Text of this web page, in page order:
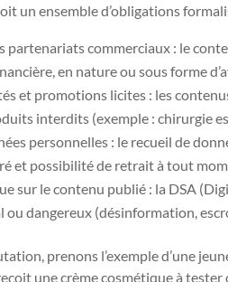
un ensemble d’obligations
partenariats commerciaux : le
en nature ou sous forme
et promotions licites : les
interdits (exemple : chirurgie
personnelles : le recueil de
et possibilité de retrait à tout
sur le contenu publié : la DSA
ou dangereux (désinformation,
prenons l’exemple d’une
une crème cosmétique à